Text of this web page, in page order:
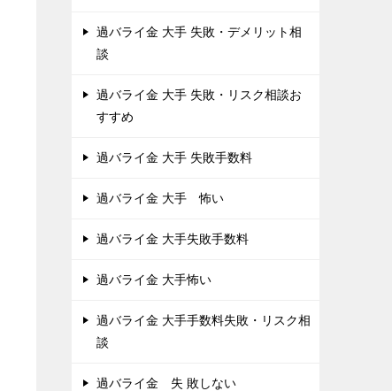
過バライ金 大手 失敗・デメリット相
談
過バライ金 大手 失敗・リスク相談お
すすめ
過バライ金 大手 失敗手数料
過バライ金 大手 怖い
過バライ金 大手失敗手数料
過バライ金 大手怖い
過バライ金 大手手数料失敗・リスク相
談
過バライ金 失 敗しない